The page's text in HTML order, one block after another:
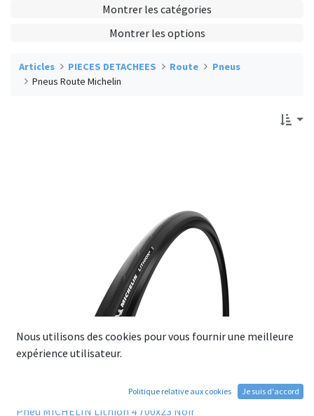
Montrer les catégories
Montrer les options
Articles PIECES DETACHEES Route
Pneus
Pneus Route Michelin
Pneu MICHELIN Lithion 4 700x23 Noir
Nous utilisons des cookies pour vous fournir une meilleure
expérience utilisateur.
Politique relative aux cookies Je suis d'accord